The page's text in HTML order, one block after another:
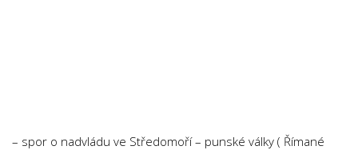
– spor o nadvládu ve Středomoří – punské války ( Římané